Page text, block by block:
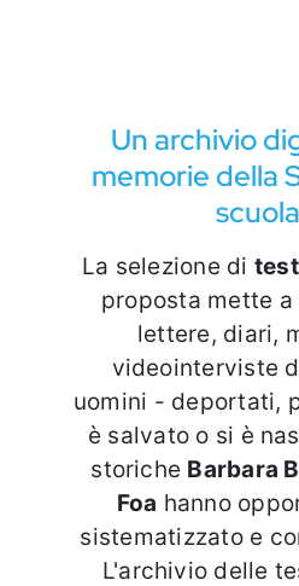
Un archivio
memorie della
scuola
La selezione di
proposta mette
lettere, diari,
videointerviste
uomini - deportati,
è salvato o si è
storiche Barbara
Foa hanno
sistematizzato e
L'archivio delle